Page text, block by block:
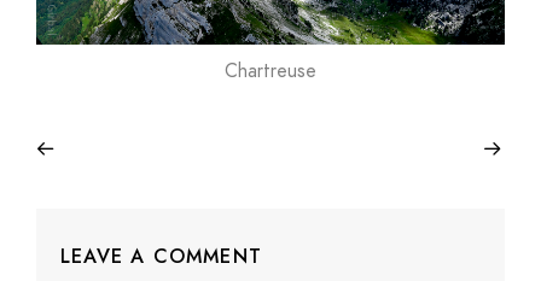
Chartreuse
LEAVE A COMMENT